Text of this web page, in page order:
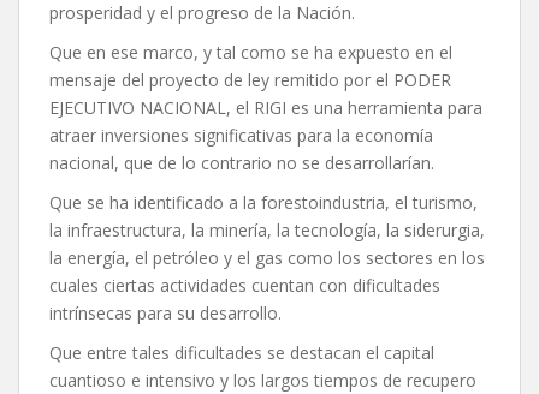
prosperidad y el progreso de la Nación.
Que en ese marco, y tal como se ha expuesto en el
mensaje del proyecto de ley remitido por el PODER
EJECUTIVO NACIONAL, el RIGI es una herramienta para
atraer inversiones significativas para la economía
nacional, que de lo contrario no se desarrollarían.
Que se ha identificado a la forestoindustria, el turismo,
la infraestructura, la minería, la tecnología, la siderurgia,
la energía, el petróleo y el gas como los sectores en los
cuales ciertas actividades cuentan con dificultades
intrínsecas para su desarrollo.
Que entre tales dificultades se destacan el capital
cuantioso e intensivo y los largos tiempos de recupero